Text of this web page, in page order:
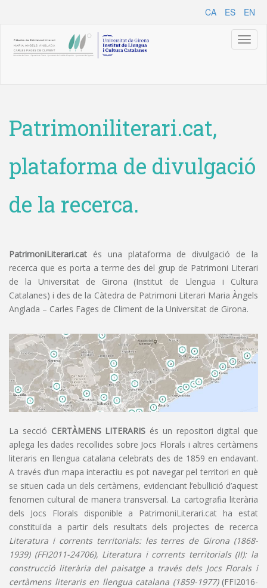
CA ES EN
Patrimoniliterari.cat,
plataforma de divulgació
de la recerca.
PatrimoniLiterari.cat és una plataforma de divulgació de la
recerca que es porta a terme des del grup de Patrimoni Literari
de la Universitat de Girona (Institut de Llengua i Cultura
Catalanes) i des de la Càtedra de Patrimoni Literari Maria Àngels
Anglada – Carles Fages de Climent de la Universitat de Girona.
La secció CERTÀMENS LITERARIS és un repositori digital que
aplega les dades recollides sobre Jocs Florals i altres certàmens
literaris en llengua catalana celebrats des de 1859 en endavant.
A través d’un mapa interactiu es pot navegar pel territori en què
se situen cada un dels certàmens, evidenciant l’ebullició d’aquest
fenomen cultural de manera transversal. La cartografia literària
dels Jocs Florals disponible a PatrimoniLiterari.cat ha estat
constituïda a partir dels resultats dels projectes de recerca
Literatura i corrents territorials: les terres de Girona (1868-
1939) (FFI2011-24706), Literatura i corrents territorials (II): la
construcció literària del paisatge a través dels Jocs Florals i
certàmens literaris en llengua catalana (1859-1977)(FFI2016-